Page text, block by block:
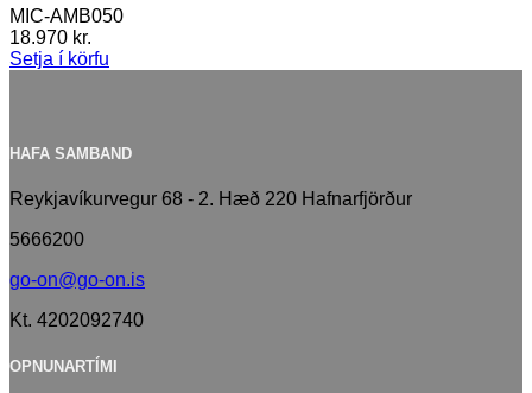
MIC-AMB050
18.970 kr.
Setja í körfu
HAFA SAMBAND
Reykjavíkurvegur 68 - 2. Hæð 220 Hafnarfjörður
5666200
go-on@go-on.is
Kt. 4202092740
OPNUNARTÍMI